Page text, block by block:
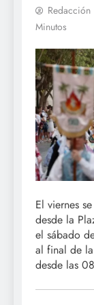
Redacción
Minutos
El viernes
desde la
el sábado
al final de
desde las